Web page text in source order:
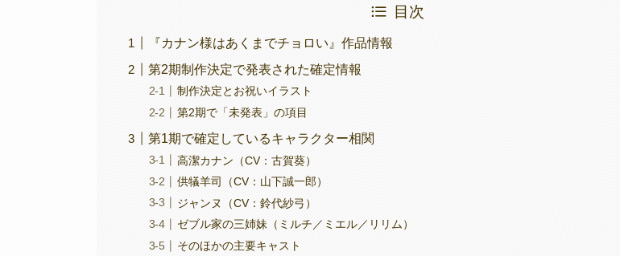
目次
『カナン様はあくまでチョロい』作品情報
第2期制作決定で発表された確定情報
制作決定とお祝いイラスト
第2期で「未発表」の項目
第1期で確定しているキャラクター相関
高潔カナン（CV：古賀葵）
供犠羊司（CV：山下誠一郎）
ジャンヌ（CV：鈴代紗弓）
ゼブル家の三姉妹（ミルチ／ミエル／リリム）
そのほかの主要キャスト